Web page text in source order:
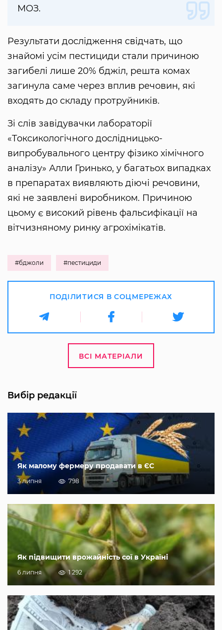
МОЗ.
Результати дослідження свідчать, що
знайомі усім пестициди стали причиною
загибелі лише 20% бджіл, решта комах
загинула саме через вплив речовин, які
входять до складу протруйників.
Зі слів завідувачки лабораторії
«Токсикологічного дослідницько-
випробувального центру фізико хімічного
аналізу» Алли Гринько, у багатьох випадках
в препаратах виявляють діючі речовини,
які не заявлені виробником. Причиною
цьому є високий рівень фальсифікації на
вітчизняному ринку агрохімікатів.
#бджоли #пестициди
ПОДІЛИТИСЯ В СОЦМЕРЕЖАХ
ВСІ МАТЕРІАЛИ
Вибір редакції
Як малому фермеру продавати в ЄС
3 липня 798
Як підвищити врожайність сої в Україні
6 липня 1 292